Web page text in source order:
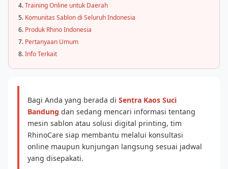
Training Online untuk Daerah
Komunitas Sablon di Seluruh Indonesia
Produk Rhino Indonesia
Pertanyaan Umum
Info Terkait
Bagi Anda yang berada di Sentra Kaos Suci
Bandung dan sedang mencari informasi tentang
mesin sablon atau solusi digital printing, tim
RhinoCare siap membantu melalui konsultasi
online maupun kunjungan langsung sesuai jadwal
yang disepakati.